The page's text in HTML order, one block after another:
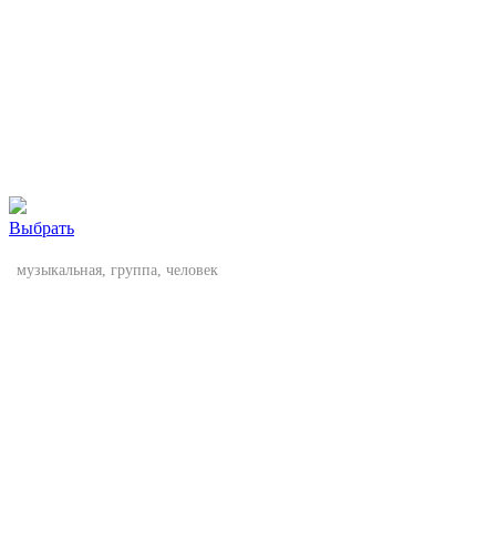
Выбрать
музыкальная, группа, человек